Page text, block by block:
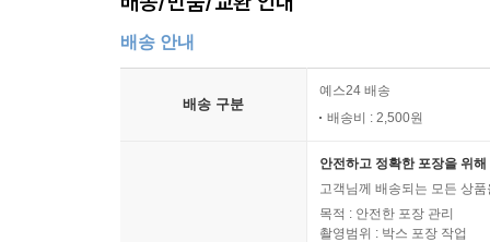
배송 안내
배송 구분
예스24 배송
배송비 : 2,500원
안전하고 정확한 포장을 위
고객님께 배송되는 모든 상
목적 : 안전한 포장 관리
촬영범위 : 박스 포장 작업